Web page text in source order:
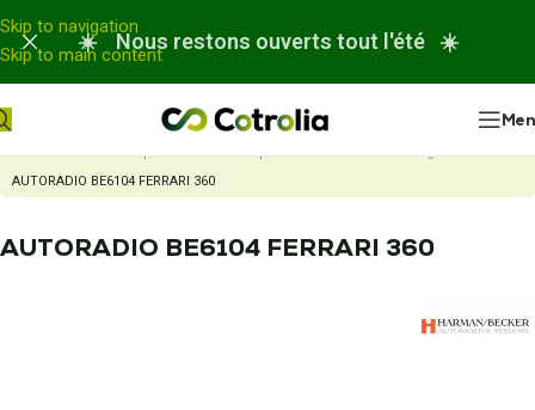
Panneau de gestion des cookies
Skip to navigation
Skip to main content
☀️ Nous restons ouverts tout l'été ☀️
Accueil Nos réparations
Réparation autoradio ou chargeur CD
AUTORADIO BE6104 FERRARI 360
AUTORADIO BE6104 FERRARI 360